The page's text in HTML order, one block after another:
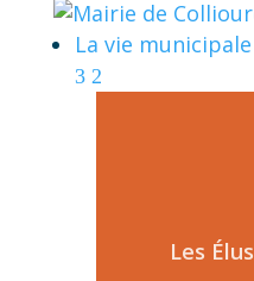
La vie municipale
Les Élus